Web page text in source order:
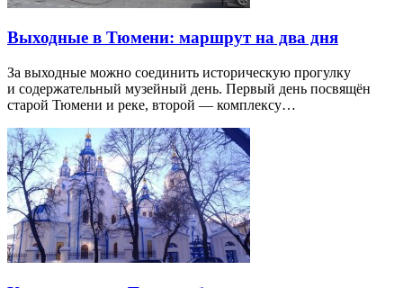
Выходные в Тюмени: маршрут на два дня
За выходные можно соединить историческую прогулку
и содержательный музейный день. Первый день посвящён
старой Тюмени и реке, второй — комплексу…